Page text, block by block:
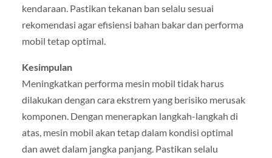
kendaraan. Pastikan tekanan ban selalu sesuai
rekomendasi agar efisiensi bahan bakar dan performa
mobil tetap optimal.
Kesimpulan
Meningkatkan performa mesin mobil tidak harus
dilakukan dengan cara ekstrem yang berisiko merusak
komponen. Dengan menerapkan langkah-langkah di
atas, mesin mobil akan tetap dalam kondisi optimal
dan awet dalam jangka panjang. Pastikan selalu